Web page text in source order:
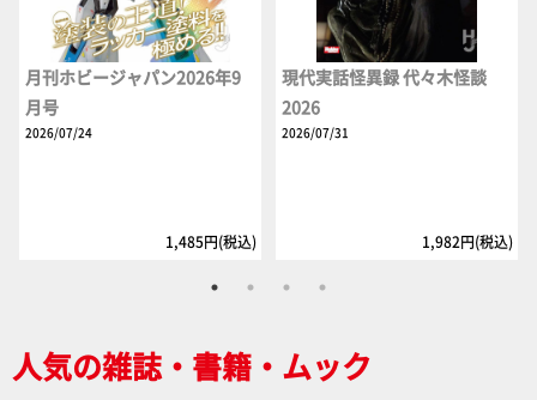
月刊ホビージャパン2026年9
月号
2026/07/24
1,485円(税込)
現代実話怪異録 代々木怪談
2026
2026/07/31
1,982円(税込)
人気の雑誌・書籍・ムック